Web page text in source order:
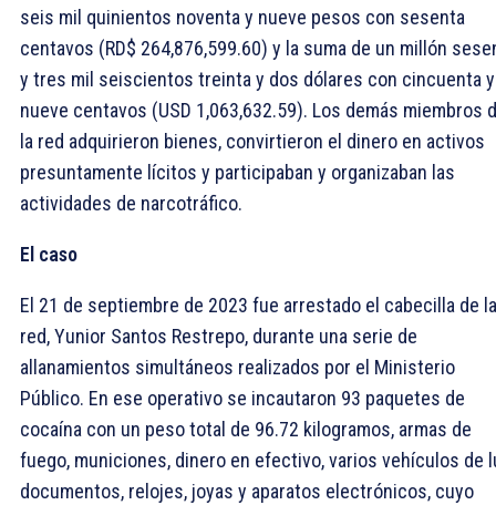
seis mil quinientos noventa y nueve pesos con sesenta
centavos (RD$ 264,876,599.60) y la suma de un millón
y tres mil seiscientos treinta y dos dólares con cincuenta y
nueve centavos (USD 1,063,632.59). Los demás miembros
la red adquirieron bienes, convirtieron el dinero en activos
presuntamente lícitos y participaban y organizaban las
actividades de narcotráfico.
El caso
El 21 de septiembre de 2023 fue arrestado el cabecilla de la
red, Yunior Santos Restrepo, durante una serie de
allanamientos simultáneos realizados por el Ministerio
Público. En ese operativo se incautaron 93 paquetes de
cocaína con un peso total de 96.72 kilogramos, armas de
fuego, municiones, dinero en efectivo, varios vehículos de
documentos, relojes, joyas y aparatos electrónicos, cuyo